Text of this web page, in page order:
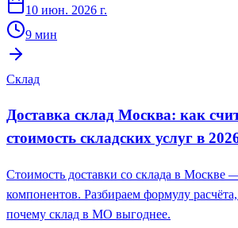
10 июн. 2026 г.
9 мин
Склад
Доставка склад Москва: как
стоимость складских услуг в
Стоимость доставки со склада в Москве
компонентов. Разбираем формулу
почему склад в МО выгоднее.